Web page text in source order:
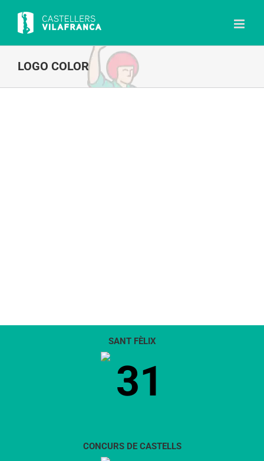
content
LOGO COLOR
SANT FÈLIX
31
CONCURS DE CASTELLS